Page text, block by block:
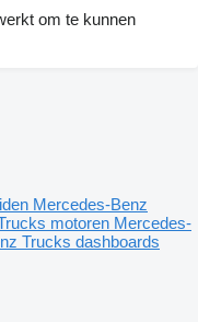
om te kunnen
Mercedes-Benz
motoren Mercedes-
Trucks dashboards